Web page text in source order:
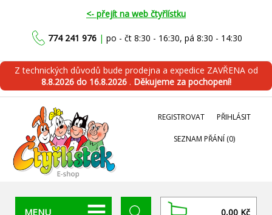
<- přejít na web čtyřlístku
774 241 976 | po - čt 8:30 - 16:30, pá 8:30 - 14:30
Z technických důvodů bude prodejna a expedice ZAVŘENA od
8.8.2026 do 16.8.2026 . Děkujeme za pochopení!
REGISTROVAT PŘIHLÁSIT
SEZNAM PŘÁNÍ (0)
MENU 0,00 Kč